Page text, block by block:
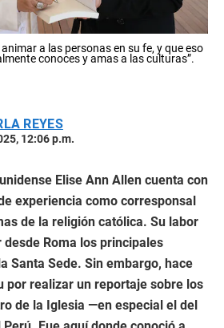
a las personas en su fe, y que eso
conoces y amas a las culturas”.
REYES
12:06 p.m.
Elise Ann Allen cuenta con
experiencia como corresponsal
de la religión católica. Su labor
Roma los principales
Santa Sede. Sin embargo, hace
por realizar un reportaje sobre los
de la Iglesia —en especial el del